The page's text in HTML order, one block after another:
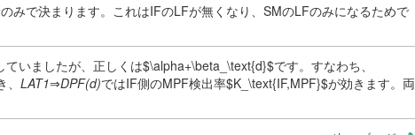
みで決まります。これはIFのLFが無くなり、SMのLFのみになるためで
いましたが、正しくは$\alpha+\beta_\text{d}$です。すなわち、
LAT1⇒DPF(d)ではIF側のMPF検出率$K_\text{IF,MPF}$が効きます。両